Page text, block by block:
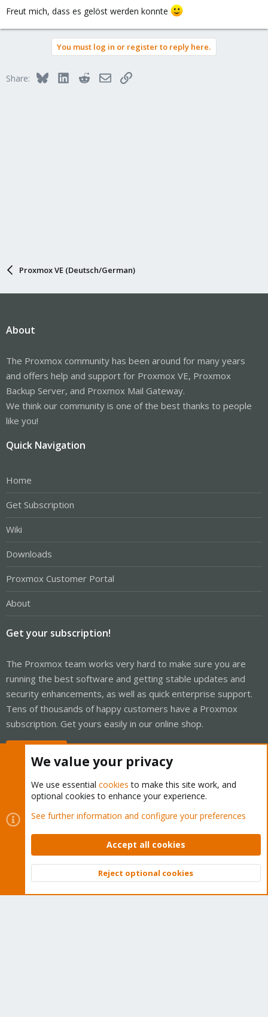
:Freut mich, dass es gelöst werden konnte
You must log in or register to reply here.
Share: BlueskyLinkedInRedditEmailLink
Proxmox VE (Deutsch/German)
About
The Proxmox community has been around for many years
and offers help and support for Proxmox VE, Proxmox
Backup Server, and Proxmox Mail Gateway.
We think our community is one of the best thanks to people
like you!
Quick Navigation
Home
Get Subscription
Wiki
Downloads
Proxmox Customer Portal
About
Get your subscription!
The Proxmox team works very hard to make sure you are
running the best software and getting stable updates and
security enhancements, as well as quick enterprise support.
Tens of thousands of happy customers have a Proxmox
subscription. Get yours easily in our online shop.
Cookies
Proxmox Support Forum - Light Mode
Contact us
Terms and rules Privacy policy Help Home
Community platform by XenForo © 2010-2026 XenForo Ltd.
Top
We value your privacy
We use essential cookies to make this site work, and
optional cookies to enhance your experience.
See further information and configure your preferences
Accept all cookies
Reject optional cookies